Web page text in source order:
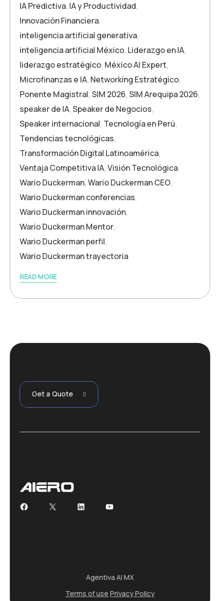
IA Predictiva, IA y Productividad,
Innovación Financiera,
inteligencia artificial generativa,
inteligencia artificial México, Liderazgo en IA,
liderazgo estratégico, México AI Expert,
Microfinanzas e IA, Networking Estratégico,
Ponente Magistral,SIM 2026,SIM Arequipa 2026,
speaker de IA,Speaker de Negocios,
Speaker internacional, Tecnología en Perú,
Tendencias tecnológicas,
Transformación Digital Latinoamérica,
Ventaja Competitiva IA,Visión Tecnológica,
Wario Duckerman,Wario Duckerman CEO,
Wario Duckerman conferencias,
Wario Duckerman innovación,
Wario Duckerman Mentor,
Wario Duckerman perfil,
Wario Duckerman trayectoria
READ MORE
Get a Quote
Facebook
X LinkedInYouTube
Agentiva AI MX
Terms of use Privacy Policy